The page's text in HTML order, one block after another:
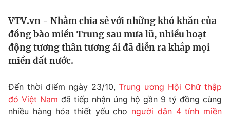
Thế giới
Tin tức
Thế giới đó đây
Câu chuyện quốc tế
Tài chính
Thị trường
Dữ liệu và đời sống
VTV.vn - Nhằm chia sẻ với những khó khăn của
đồng bào miền Trung sau mưa lũ, nhiều hoạt
động tương thân tương ái đã diễn ra khắp mọi
miền đất nước.
Đến thời điểm ngày 23/10,Trung ương Hội Chữ thập
đỏ Việt Nam đã tiếp nhận ủng hộ gần 9 tỷ đồng cùng
nhiều hàng hóa thiết yếu cho người dân 4 tỉnh miền